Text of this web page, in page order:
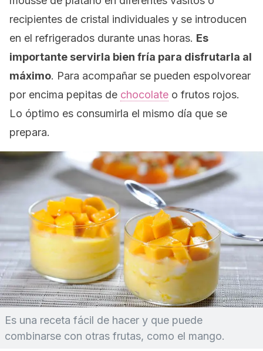
recipientes de cristal individuales y se introducen
en el refrigerados durante unas horas. Es
importante servirla bien fría para disfrutarla al
máximo. Para acompañar se pueden espolvorear
por encima pepitas de chocolate o frutos rojos.
Lo óptimo es consumirla el mismo día que se
prepara.
Es una receta fácil de hacer y que puede
combinarse con otras frutas, como el mango.